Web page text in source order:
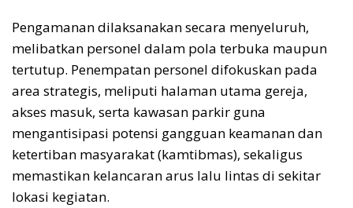
Pengamanan dilaksanakan secara menyeluruh,
melibatkan personel dalam pola terbuka maupun
tertutup. Penempatan personel difokuskan pada
area strategis, meliputi halaman utama gereja,
akses masuk, serta kawasan parkir guna
mengantisipasi potensi gangguan keamanan dan
ketertiban masyarakat (kamtibmas), sekaligus
memastikan kelancaran arus lalu lintas di sekitar
lokasi kegiatan.